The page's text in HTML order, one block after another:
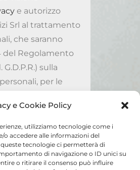
e Cookie Policy
utilizziamo tecnologie come i
o accedere alle informazioni del
tecnologie ci permetterà di
di navigazione o ID unici su
o ritirare il consenso può influire
e autorizzo
Srl al trattamento
che saranno
del Regolamento
G.D.P.R.) sulla
per le
Invia